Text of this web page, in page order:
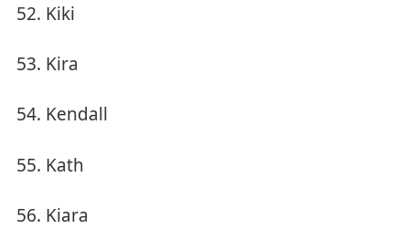
Kiki
Kira
Kendall
Kath
Kiara